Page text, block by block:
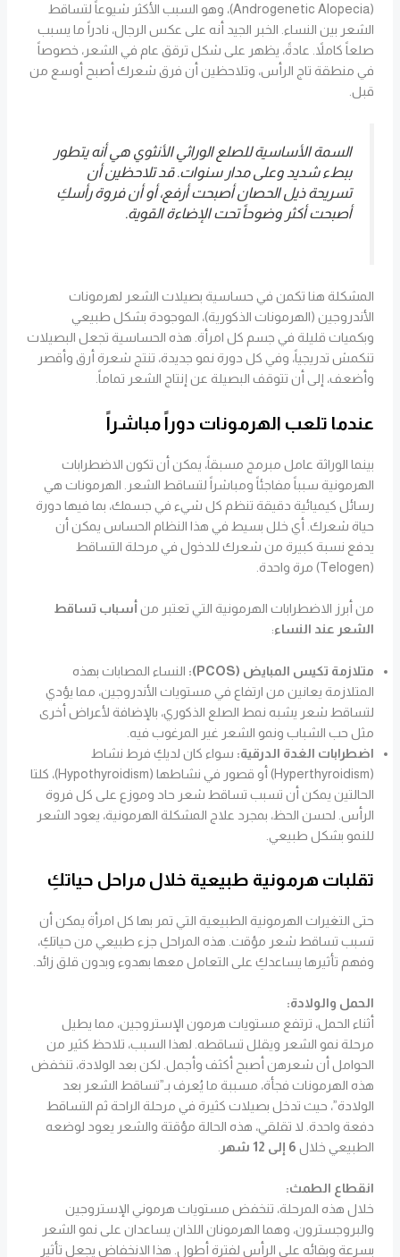
(Androgenetic Alopecia)، وهو السبب الأكثر شيوعاً لتساقط
الشعر بين النساء. الخبر الجيد أنه على عكس الرجال، نادراً ما يسبب
صلعاً كاملاً. عادةً، يظهر على شكل ترقق عام في الشعر، خصوصاً
في منطقة تاج الرأس، وتلاحظين أن فرق شعرك أصبح أوسع من
قبل.
السمة الأساسية للصلع الوراثي الأنثوي هي أنه يتطور
ببطء شديد وعلى مدار سنوات. قد تلاحظين أن
تسريحة ذيل الحصان أصبحت أرفع، أو أن فروة رأسكِ
أصبحت أكثر وضوحاً تحت الإضاءة القوية.
المشكلة هنا تكمن في حساسية بصيلات الشعر لهرمونات
الأندروجين (الهرمونات الذكورية)، الموجودة بشكل طبيعي
وبكميات قليلة في جسم كل امرأة. هذه الحساسية تجعل البصيلات
تنكمش تدريجياً، وفي كل دورة نمو جديدة، تنتج شعرة أرق وأقصر
وأضعف، إلى أن تتوقف البصيلة عن إنتاج الشعر تماماً.
عندما تلعب الهرمونات دوراً مباشراً
بينما الوراثة عامل مبرمج مسبقاً، يمكن أن تكون الاضطرابات
الهرمونية سبباً مفاجئاً ومباشراً لتساقط الشعر. الهرمونات هي
رسائل كيميائية دقيقة تنظم كل شيء في جسمك، بما فيها دورة
حياة شعرك. أي خلل بسيط في هذا النظام الحساس يمكن أن
يدفع نسبة كبيرة من شعرك للدخول في مرحلة التساقط
(Telogen) مرة واحدة.
من أبرز الاضطرابات الهرمونية التي تعتبر من أسباب تساقط
الشعر عند النساء:
متلازمة تكيس المبايض (PCOS):
النساء المصابات بهذه
المتلازمة يعانين من ارتفاع في مستويات الأندروجين، مما يؤدي
لتساقط شعر يشبه نمط الصلع الذكوري، بالإضافة لأعراض أخرى
مثل حب الشباب ونمو الشعر غير المرغوب فيه.
اضطرابات الغدة الدرقية: سواء كان لديكِ فرط نشاط
(Hyperthyroidism) أو قصور في نشاطها (Hypothyroidism)، كلتا
الحالتين يمكن أن تسبب تساقط شعر حاد وموزع على كل فروة
الرأس. لحسن الحظ، بمجرد علاج المشكلة الهرمونية، يعود الشعر
للنمو بشكل طبيعي.
تقلبات هرمونية طبيعية خلال مراحل حياتكِ
حتى التغيرات الهرمونية الطبيعية التي تمر بها كل امرأة يمكن أن
تسبب تساقط شعر مؤقت. هذه المراحل جزء طبيعي من حياتكِ،
وفهم تأثيرها يساعدكِ على التعامل معها بهدوء وبدون قلق زائد.
الحمل والولادة:
أثناء الحمل، ترتفع مستويات هرمون الإستروجين، مما يطيل
مرحلة نمو الشعر ويقلل تساقطه. لهذا السبب، تلاحظ كثير من
الحوامل أن شعرهن أصبح أكثف وأجمل. لكن بعد الولادة، تنخفض
هذه الهرمونات فجأة، مسببة ما يُعرف بـ”تساقط الشعر بعد
الولادة”، حيث تدخل بصيلات كثيرة في مرحلة الراحة ثم التساقط
دفعة واحدة. لا تقلقي، هذه الحالة مؤقتة والشعر يعود لوضعه
الطبيعي خلال 6 إلى 12 شهر
انقطاع الطمث:
خلال هذه المرحلة، تنخفض مستويات هرموني الإستروجين
والبروجسترون، وهما الهرمونان اللذان يساعدان على نمو الشعر
بسرعة وبقائه على الرأس لفترة أطول. هذا الانخفاض يجعل تأثير